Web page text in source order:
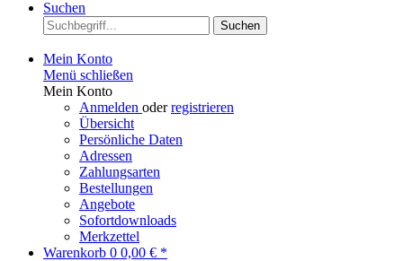
Suchen
Suchen
Mein Konto
Menü schließen
Mein Konto
Anmelden oderregistrieren
Übersicht
Persönliche Daten
Adressen
Zahlungsarten
Bestellungen
Angebote
Sofortdownloads
Merkzettel
Warenkorb 0 0,00 € *